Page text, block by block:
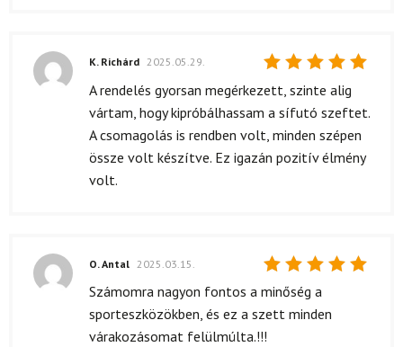
Értékelés:
/ 5
K. Richárd 2025.05.29.
A rendelés gyorsan megérkezett, szinte alig
vártam, hogy kipróbálhassam a sífutó szeftet.
A csomagolás is rendben volt, minden szépen
össze volt készítve. Ez igazán pozitív élmény
volt.
Értékelés:
/ 5
O. Antal 2025.03.15.
Számomra nagyon fontos a minőség a
sporteszközökben, és ez a szett minden
várakozásomat felülmúlta.!!!